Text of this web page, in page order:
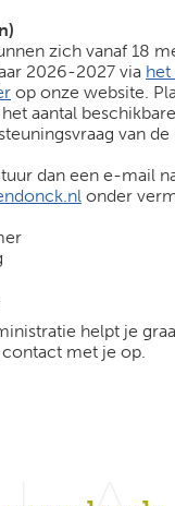
zich vanaf 18
2026-2027 via het
op onze website.
aantal
van de
dan een e-mail
onder
helpt je
met je op.